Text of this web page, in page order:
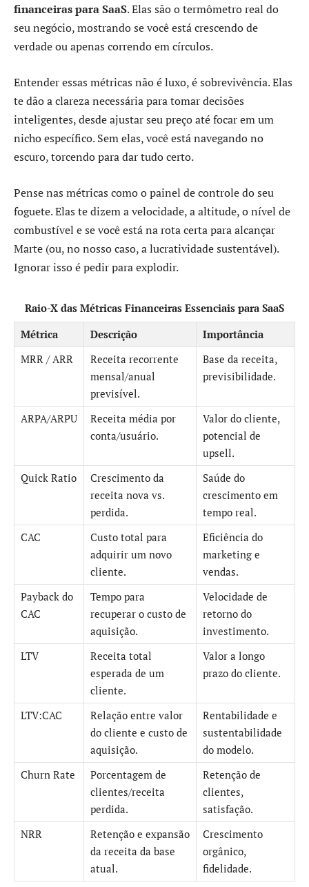
financeiras para SaaS. Elas são o termômetro real do
seu negócio, mostrando se você está crescendo de
verdade ou apenas correndo em círculos.
Entender essas métricas não é luxo, é sobrevivência. Elas
te dão a clareza necessária para tomar decisões
inteligentes, desde ajustar seu preço até focar em um
nicho específico. Sem elas, você está navegando no
escuro, torcendo para dar tudo certo.
Pense nas métricas como o painel de controle do seu
foguete. Elas te dizem a velocidade, a altitude, o nível de
combustível e se você está na rota certa para alcançar
Marte (ou, no nosso caso, a lucratividade sustentável).
Ignorar isso é pedir para explodir.
Raio-X das Métricas Financeiras Essenciais para SaaS
Métrica
Descrição
Importância
MRR / ARR
Receita recorrente
mensal/anual
previsível.
Base da receita,
previsibilidade.
ARPA/ARPU
Receita média por
conta/usuário.
Valor do cliente,
potencial de
upsell.
Quick Ratio
Crescimento da
receita nova vs.
perdida.
Saúde do
crescimento em
tempo real.
CAC
Custo total para
adquirir um novo
cliente.
Eficiência do
marketing e
vendas.
Payback do
CAC
Tempo para
recuperar o custo de
aquisição.
Velocidade de
retorno do
investimento.
LTV
Receita total
esperada de um
cliente.
Valor a longo
prazo do cliente.
LTV:CAC
Relação entre valor
do cliente e custo de
aquisição.
Rentabilidade e
sustentabilidade
do modelo.
Churn Rate
Porcentagem de
clientes/receita
perdida.
Retenção de
clientes,
satisfação.
NRR
Retenção e expansão
da receita da base
atual.
Crescimento
orgânico,
fidelidade.